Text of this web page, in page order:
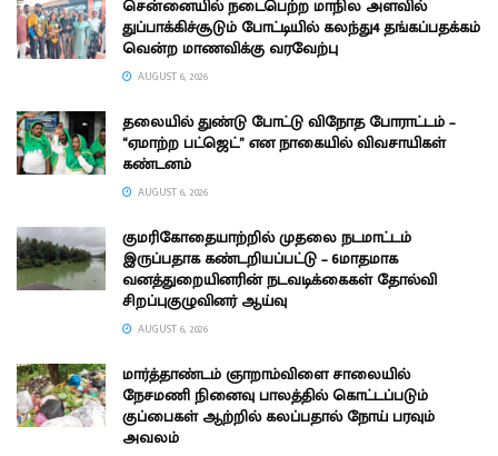
சென்னையில் நடைபெற்ற மாநில அளவில்
துப்பாக்கிச்சூடும் போட்டியில் கலந்து4 தங்கப்பதக்கம்
வென்ற மாணவிக்கு வரவேற்பு
AUGUST 6, 2026
தலையில் துண்டு போட்டு விநோத போராட்டம் –
“ஏமாற்ற பட்ஜெட்” என நாகையில் விவசாயிகள்
கண்டனம்
AUGUST 6, 2026
குமரிகோதையாற்றில் முதலை நடமாட்டம்
இருப்பதாக கண்டறியப்பட்டு – 6மாதமாக
வனத்துறையினரின் நடவடிக்கைகள் தோல்வி
சிறப்புகுழுவினர் ஆய்வு
AUGUST 6, 2026
மார்த்தாண்டம் ஞாறாம்விளை சாலையில்
நேசமணி நினைவு பாலத்தில் கொட்டப்படும்
குப்பைகள் ஆற்றில் கலப்பதால் நோய் பரவும்
அவலம்